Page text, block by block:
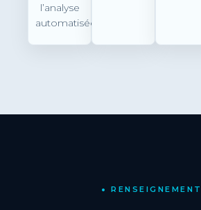
l’analyse
automatisée.
•